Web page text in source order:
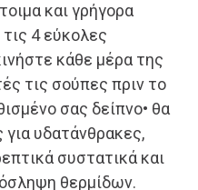
και γρήγορα
4 εύκολες
κάθε μέρα της
τις σούπες πριν το
σας δείπνο• θα
υδατάνθρακες,
συστατικά και
θερμίδων.